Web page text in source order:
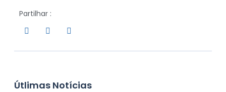
Partilhar :
Útlimas Notícias